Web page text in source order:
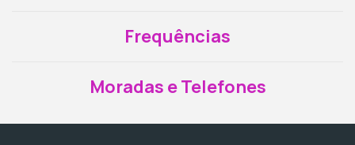
Frequências
Moradas e Telefones